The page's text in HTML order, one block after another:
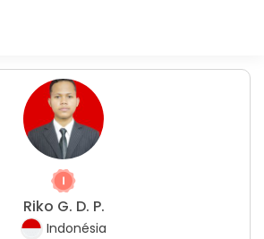
Riko G. D. P.
Indonésia